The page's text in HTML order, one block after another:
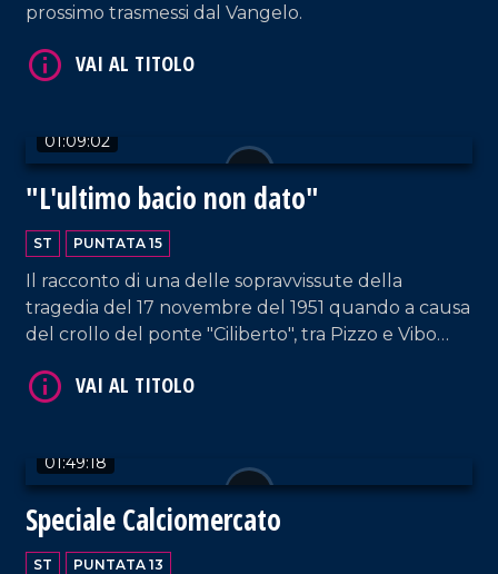
prossimo trasmessi dal Vangelo.
01:09:02
"L'ultimo bacio non dato"
ST PUNTATA 15
Il racconto di una delle sopravvissute della
tragedia del 17 novembre del 1951 quando a causa
del crollo del ponte "Ciliberto", tra Pizzo e Vibo
Caracciolo.
01:49:18
Speciale Calciomercato
ST PUNTATA 13